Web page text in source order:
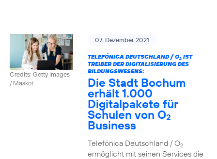
Credits: Getty Images
/ Maskot
07. Dezember 2021
TELEFÓNICA DEUTSCHLAND / O2IST
TREIBER DER DIGITALISIERUNG DES
BILDUNGSWESENS:
Die Stadt Bochum
erhält 1.000
Digitalpakete für
Schulen von O2
Business
Telefónica Deutschland / O2
ermöglicht mit seinen Services die